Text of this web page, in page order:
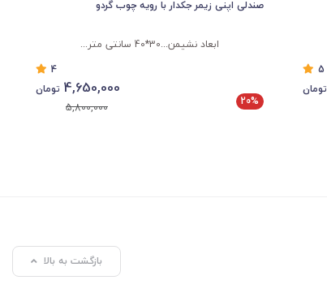
5
تومان
صندلی اپنی زیمر جکدار با رویه چوب گردو
ابعاد نشیمن...30*40 سانتی متر...
4
20%
4,650,000 تومان
5,800,000
بازگشت به بالا